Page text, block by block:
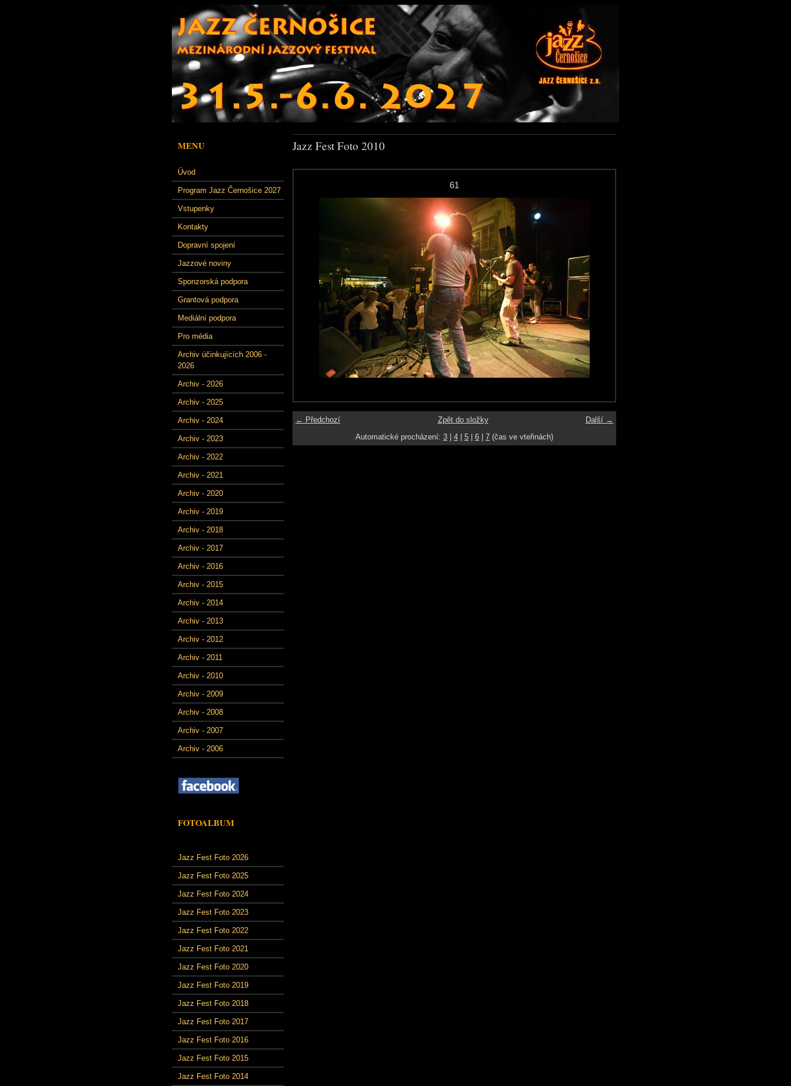
MENU
Úvod
Program Jazz Černošice 2027
Vstupenky
Kontakty
Dopravní spojení
Jazzové noviny
Sponzorská podpora
Grantová podpora
Mediální podpora
Pro média
Archiv účinkujících 2006 -
2026
Archiv - 2026
Archiv - 2025
Archiv - 2024
Archiv - 2023
Archiv - 2022
Archiv - 2021
Archiv - 2020
Archiv - 2019
Archiv - 2018
Archiv - 2017
Archiv - 2016
Archiv - 2015
Archiv - 2014
Archiv - 2013
Archiv - 2012
Archiv - 2011
Archiv - 2010
Archiv - 2009
Archiv - 2008
Archiv - 2007
Archiv - 2006
FOTOALBUM
Jazz Fest Foto 2026
Jazz Fest Foto 2025
Jazz Fest Foto 2024
Jazz Fest Foto 2023
Jazz Fest Foto 2022
Jazz Fest Foto 2021
Jazz Fest Foto 2020
Jazz Fest Foto 2019
Jazz Fest Foto 2018
Jazz Fest Foto 2017
Jazz Fest Foto 2016
Jazz Fest Foto 2015
Jazz Fest Foto 2014
Jazz Fest Foto 2010
61
← Předchozí Další →
Zpět do složky
Automatické procházení: 3 4 5 6 7 (čas ve vteřinách)